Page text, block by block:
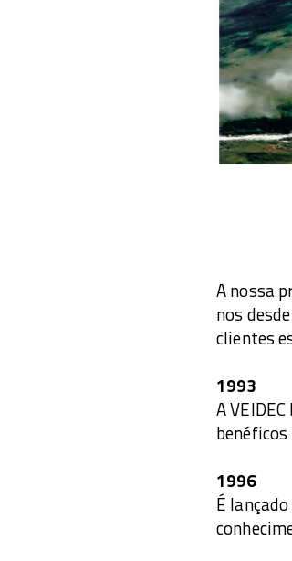
A nossa
nos
clientes
1993
A
1996
É